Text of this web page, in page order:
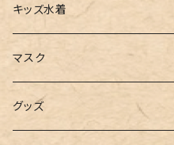
タンクトップ
キャミソール
インナー
サロペット
ガウチョ
レギンス
スニーカー
フラットシューズ
レインシューズ
バックパック
カゴバッグ
エコバッグ
ワンピース
ビキニ
ワンショルダー
キッズ水着
女の子
男の子
マスク
アクセサリー
グッズ